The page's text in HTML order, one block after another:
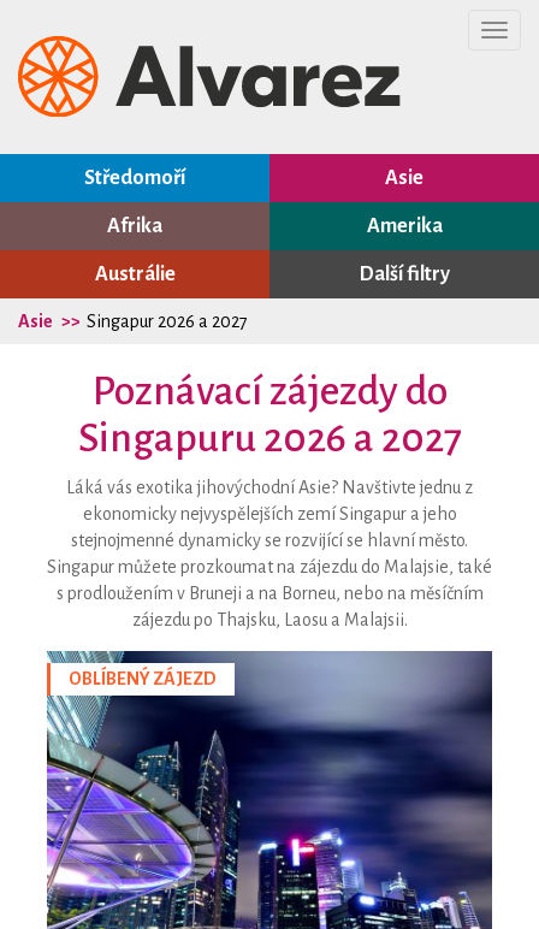
Středomoří Asie
Afrika Amerika
Austrálie Další filtry
Asie Singapur 2026 a 2027
Poznávací zájezdy do
Singapuru 2026 a 2027
Láká vás exotika jihovýchodní Asie? Navštivte jednu z
ekonomicky nejvyspělejších zemí Singapur a jeho
stejnojmenné dynamicky se rozvijící se hlavní město.
Singapur můžete prozkoumat na zájezdu do Malajsie, také
s prodloužením v Bruneji a na Borneu, nebo na měsíčním
zájezdu po Thajsku, Laosu a Malajsii.
OBLÍBENÝ ZÁJEZD